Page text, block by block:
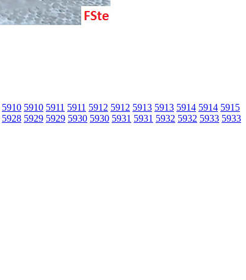
5910 5910 5911 5911 5912 5912 5913 5913 5914 5914 5915
5928 5929 5929 5930 5930 5931 5931 5932 5932 5933 5933